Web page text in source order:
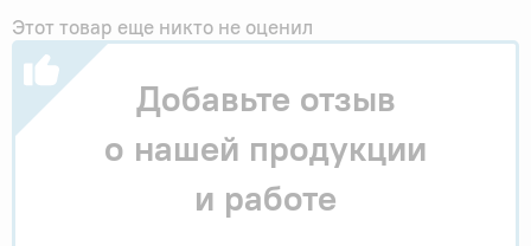
Этот товар еще никто не оценил
Добавьте отзыв
о нашей продукции
и работе